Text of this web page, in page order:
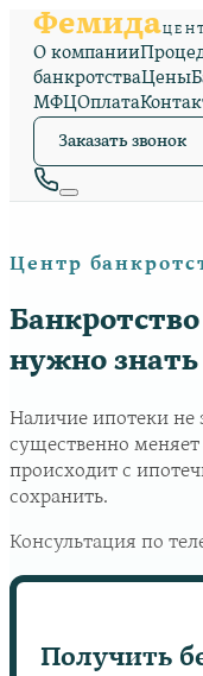
Фемида
О компании
банкротстваЦены
МФЦОплата
Заказать звонок
Центр
нужно знать
Наличие ипотеки не
существенно
происходит с
сохранить.
Консультация по
Получить